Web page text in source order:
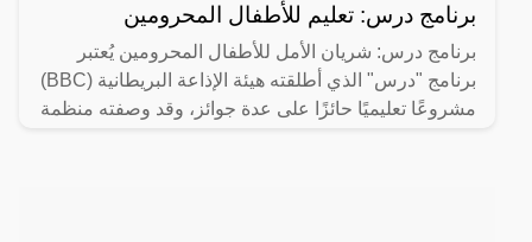
برنامج درس: تعليم للأطفال المحرومين
برنامج درس: شريان الأمل للأطفال المحرومين يُعتبر
برنامج "درس" الذي أطلقته هيئة الإذاعة البريطانية (BBC)
مشروعًا تعليميًا حائزًا على عدة جوائز، وقد وصفته منظمة